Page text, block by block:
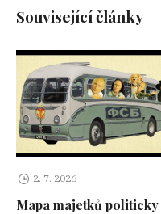
Související články
2. 7. 2026
Mapa majetků politicky